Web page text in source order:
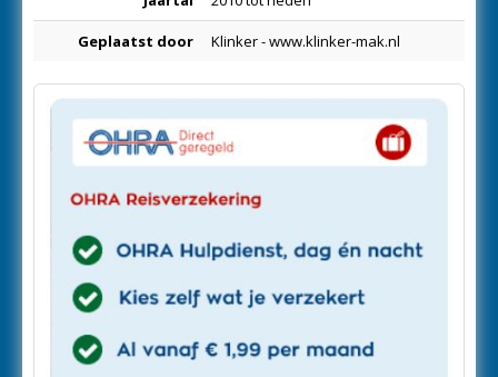
Geplaatst door Klinker - www.klinker-mak.nl